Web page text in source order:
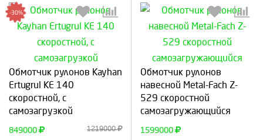
Обмотчик рулонов Kayhan
Ertugrul KE 140
скоростной, с
самозагрузкой
-30%
849000 1219000
Выберите количество:
Продолжить
Обмотчик рулонов
навесной Metal-Fach Z-
529 скоростной
самозагружающийся
1599000
Выберите количество:
Продолжить Отмена